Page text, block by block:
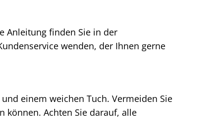
Anleitung finden Sie in der
wenden, der Ihnen gerne
einem weichen Tuch. Vermeiden Sie
können. Achten Sie darauf, alle